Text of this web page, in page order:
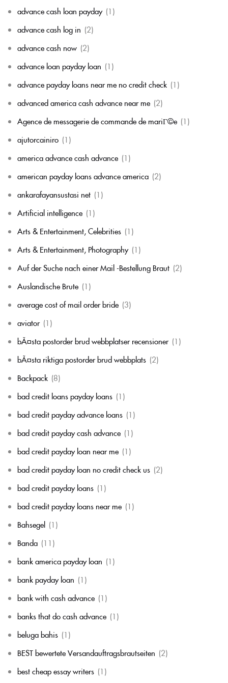
advance cash loan payday (1)
advance cash log in (2)
advance cash now (2)
advance loan payday loan (1)
advance payday loans near me no credit check (1)
advanced america cash advance near me (2)
Agence de messagerie de commande de mariГ©e (1)
ajutorcainiro (1)
america advance cash advance (1)
american payday loans advance america (2)
ankarafayansustasi net (1)
Artificial intelligence (1)
Arts & Entertainment, Celebrities (1)
Arts & Entertainment, Photography (1)
Auf der Suche nach einer Mail -Bestellung Braut (2)
Auslandische Brute (1)
average cost of mail order bride (3)
aviator (1)
bÃ¤sta postorder brud webbplatser recensioner (1)
bÃ¤sta riktiga postorder brud webbplats (2)
Backpack (8)
bad credit loans payday loans (1)
bad credit payday advance loans (1)
bad credit payday cash advance (1)
bad credit payday loan near me (1)
bad credit payday loan no credit check us (2)
bad credit payday loans (1)
bad credit payday loans near me (1)
Bahsegel (1)
Banda (11)
bank america payday loan (1)
bank payday loan (1)
bank with cash advance (1)
banks that do cash advance (1)
beluga bahis (1)
BEST bewertete Versandauftragsbrautseiten (2)
best cheap essay writers (1)